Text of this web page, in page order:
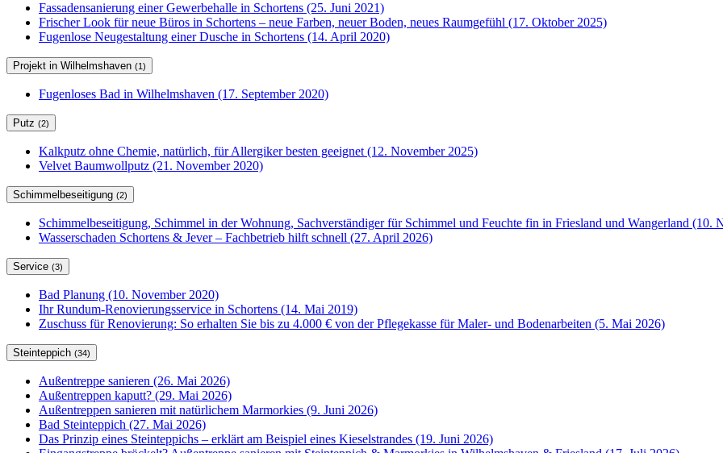
Fassadensanierung einer Gewerbehalle in Schortens (25. Juni 2021)
Frischer Look für neue Büros in Schortens – neue Farben, neuer Boden, neues Raumgefühl (17. Oktober 2025)
Fugenlose Neugestaltung einer Dusche in Schortens (14. April 2020)
Projekt in Wilhelmshaven (1)
Fugenloses Bad in Wilhelmshaven (17. September 2020)
Putz (2)
Kalkputz ohne Chemie, natürlich, für Allergiker besten geeignet (12. November 2025)
Velvet Baumwollputz (21. November 2020)
Schimmelbeseitigung (2)
Schimmelbeseitigung, Schimmel in der Wohnung, Sachverständiger für Schimmel und Feuchte fin in Friesland und Wangerland (10.
Wasserschaden Schortens & Jever – Fachbetrieb hilft schnell (27. April 2026)
Service (3)
Bad Planung (10. November 2020)
Ihr Rundum-Renovierungsservice in Schortens (14. Mai 2019)
Zuschuss für Renovierung: So erhalten Sie bis zu 4.000 € von der Pflegekasse für Maler- und Bodenarbeiten (5. Mai 2026)
Steinteppich (34)
Außentreppe sanieren (26. Mai 2026)
Außentreppen kaputt? (29. Mai 2026)
Außentreppen sanieren mit natürlichem Marmorkies (9. Juni 2026)
Bad Steinteppich (27. Mai 2026)
Das Prinzip eines Steinteppichs – erklärt am Beispiel eines Kieselstrandes (19. Juni 2026)